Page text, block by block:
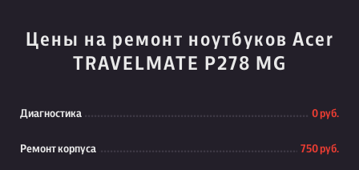
Цены на ремонт ноутбуков Acer
TRAVELMATE P278 MG
Диагностика 0 руб.
Ремонт корпуса 750 руб.